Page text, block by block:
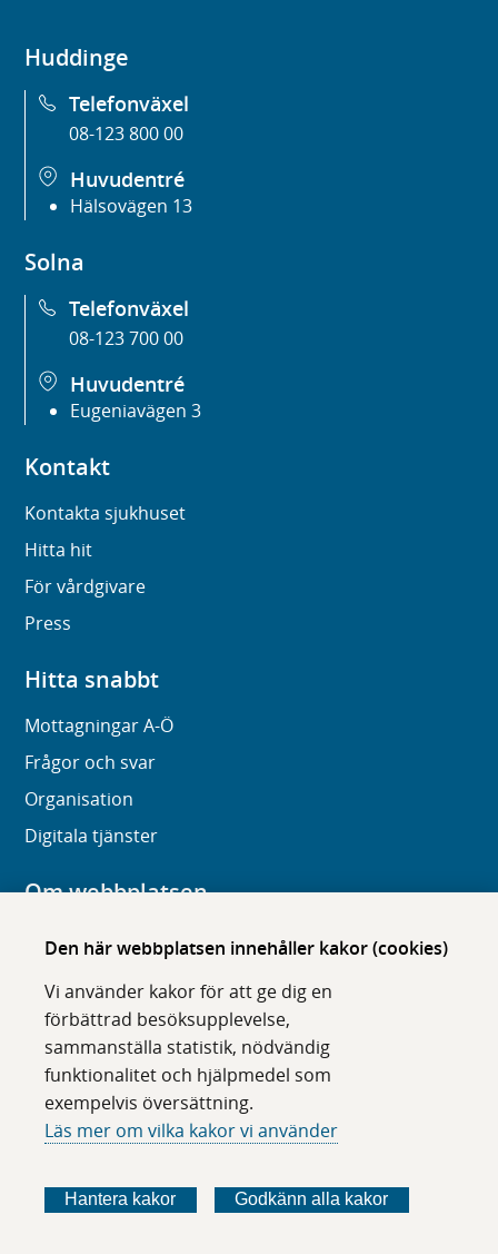
Den här webbplatsen innehåller kakor (cookies)
Vi använder kakor för att ge dig en
förbättrad besöksupplevelse,
sammanställa statistik, nödvändig
funktionalitet och hjälpmedel som
exempelvis översättning.
Läs mer om vilka kakor vi använder
Hantera kakor Godkänn alla kakor
Huddinge
Telefonväxel
08-123 800 00
Huvudentré
Hälsovägen 13
Solna
Telefonväxel
08-123 700 00
Huvudentré
Eugeniavägen 3
Kontakt
Kontakta sjukhuset
Hitta hit
För vårdgivare
Press
Hitta snabbt
Mottagningar A-Ö
Frågor och svar
Organisation
Digitala tjänster
Om webbplatsen
Om karolinska.se
Tillgänglighet
Om cookies
Följ oss i sociala medier
ö
l
ö
l
ö
l